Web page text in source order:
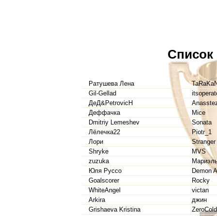
Список
Ратушева Лена
Gil-Gellad
ДеД&PetrovicH
Деффачка
Mice
Dmitriy Lemeshev
Sonata
Лёлечка22
Piotr_1
Лори
Stranger
Shryke
MVS
zuzuka
Юля Руссо
Demon
Goalscorer
Rocky
WhiteAngel
victan
Arkira
джин
Grishaeva Kristina
ZeroCold